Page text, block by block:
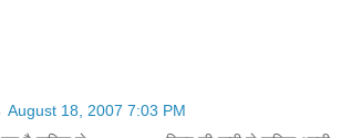
August 18, 2007 7:03 PM